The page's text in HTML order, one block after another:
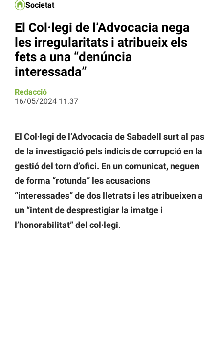
Societat
El Col·legi de l’Advocacia nega
les irregularitats i atribueix els
fets a una “denúncia
interessada”
Redacció
16/05/2024 11:37
El Col·legi de l’Advocacia de Sabadell surt al pas
de la investigació pels indicis de corrupció en la
gestió del torn d’ofici. En un comunicat, neguen
de forma “rotunda” les acusacions
“interessades” de dos lletrats i les atribueixen a
un “intent de desprestigiar la imatge i
l’honorabilitat” del col·legi.